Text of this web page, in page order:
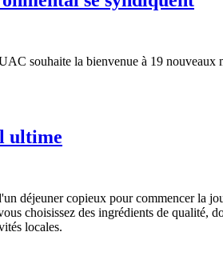
souhaite la bienvenue à 19 nouveaux
ultime
déjeuner copieux pour commencer la
choisissez des ingrédients de qualité,
locales.